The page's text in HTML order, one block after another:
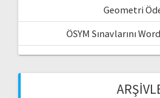
Geometri
ÖSYM Sınavlarını